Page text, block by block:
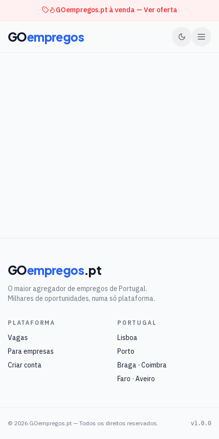
GOempregos.pt à venda — Ver oferta
GOempregos
GOempregos.pt
O maior agregador de empregos de Portugal.
Milhares de oportunidades, numa só plataforma.
PLATAFORMA
Vagas
Para empresas
Criar conta
PORTUGAL
Lisboa
Porto
Braga · Coimbra
Faro · Aveiro
© 2026 GOempregos.pt — Todos os direitos reservados. v1.0.0